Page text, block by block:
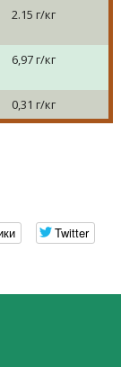
2.15 г/кг
6,97 г/кг
0,31 г/кг
Twitter